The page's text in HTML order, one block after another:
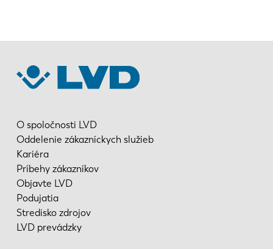
O spoločnosti LVD
Oddelenie zákazníckych služieb
Kariéra
Príbehy zákazníkov
Objavte LVD
Podujatia
Stredisko zdrojov
LVD prevádzky